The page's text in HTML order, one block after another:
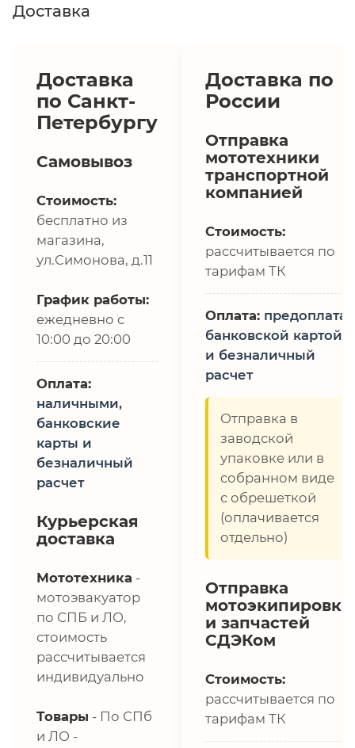
Доставка
Доставка
по Санкт-
Петербургу
Самовывоз
Стоимость:
бесплатно из
магазина,
ул.Симонова, д.11
График работы:
ежедневно с
10:00 до 20:00
Оплата:
наличными,
банковские
карты и
безналичный
расчет
Курьерская
доставка
Мототехника -
мотоэвакуатор
по СПБ и ЛО,
стоимость
рассчитывается
индивидуально
Товары - По СПб
и ЛО -
Доставка по
России
Отправка
мототехники
транспортной
компанией
Стоимость:
рассчитывается по
тарифам ТК
Оплата: предоплата,
банковской картой
и безналичный
расчет
Отправка в
заводской
упаковке или в
собранном виде
с обрешеткой
(оплачивается
отдельно)
Отправка
мотоэкипировки
и запчастей
СДЭКом
Стоимость:
рассчитывается по
тарифам ТК